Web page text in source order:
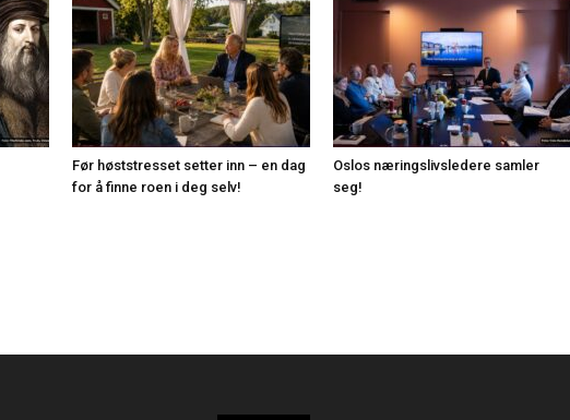
Før høststresset setter inn – en dag
for å finne roen i deg selv!
Oslos næringslivsledere samler
seg!